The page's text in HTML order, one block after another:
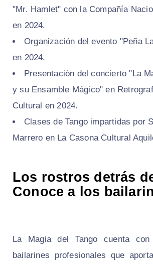
"Mr. Hamlet" con la Compañía
en 2024.
Organización del evento "Peña
en 2024.
Presentación del concierto "La
y su Ensamble Mágico" en
Cultural en 2024.
Clases de Tango impartidas por
Marrero en La Casona Cultural
Los rostros detrás
Conoce a los
La Magia del Tango cuenta
bailarines profesionales que